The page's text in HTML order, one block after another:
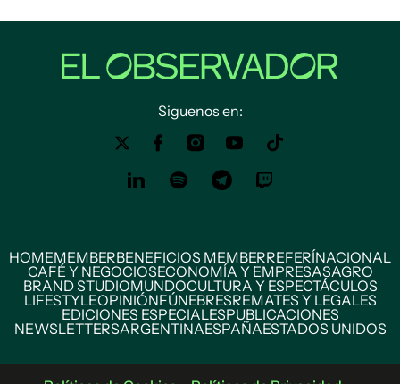
Siguenos en:
HOMEMEMBERBENEFICIOS MEMBERREFERÍNACIONAL
CAFÉ Y NEGOCIOSECONOMÍA Y EMPRESASAGRO
BRAND STUDIOMUNDOCULTURA Y ESPECTÁCULOS
LIFESTYLEOPINIÓNFÚNEBRESREMATES Y LEGALES
EDICIONES ESPECIALESPUBLICACIONES
NEWSLETTERSARGENTINAESPAÑAESTADOS UNIDOS